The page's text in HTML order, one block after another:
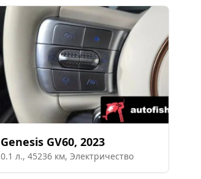
Genesis GV60, 2023
0.1 л., 45236 км, Электричество